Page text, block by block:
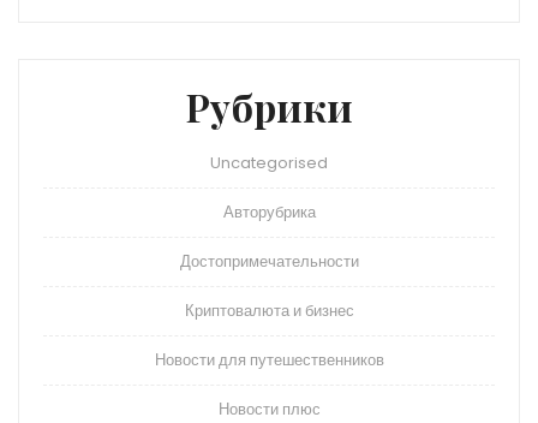
Рубрики
Uncategorised
Авторубрика
Достопримечательности
Криптовалюта и бизнес
Новости для путешественников
Новости плюс